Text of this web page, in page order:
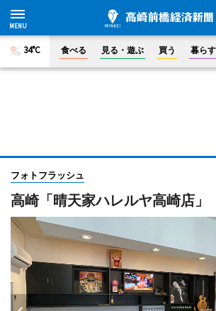
34°C 食べる 見る・遊ぶ 買う 暮ら
フォトフラッシュ
高崎「晴天家ハレルヤ高崎店」